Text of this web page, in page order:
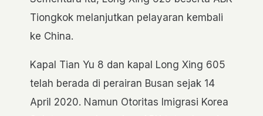
Tiongkok melanjutkan pelayaran kembali
ke China.
Kapal Tian Yu 8 dan kapal Long Xing 605
telah berada di perairan Busan sejak 14
April 2020. Namun Otoritas Imigrasi Korea